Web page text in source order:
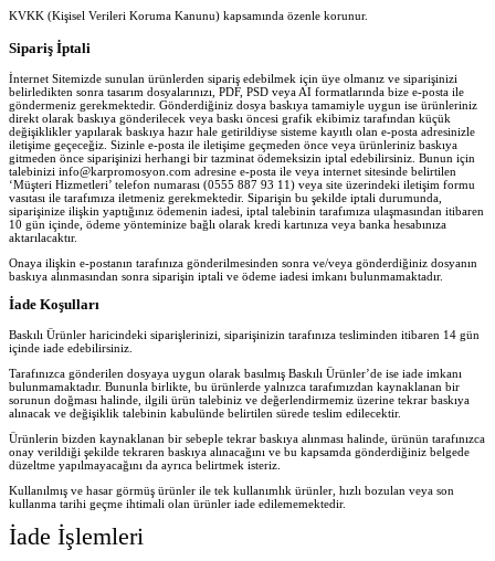
KVKK (Kişisel Verileri Koruma Kanunu) kapsamında özenle korunur.
Sipariş İptali
İnternet Sitemizde sunulan ürünlerden sipariş edebilmek için üye olmanız ve siparişinizi
belirledikten sonra tasarım dosyalarınızı, PDF, PSD veya AI formatlarında bize e-posta ile
göndermeniz gerekmektedir. Gönderdiğiniz dosya baskıya tamamiyle uygun ise ürünleriniz
direkt olarak baskıya gönderilecek veya baskı öncesi grafik ekibimiz tarafından küçük
değişiklikler yapılarak baskıya hazır hale getirildiyse sisteme kayıtlı olan e-posta adresinizle
iletişime geçeceğiz. Sizinle e-posta ile iletişime geçmeden önce veya ürünleriniz baskıya
gitmeden önce siparişinizi herhangi bir tazminat ödemeksizin iptal edebilirsiniz. Bunun için
talebinizi info@karpromosyon.com adresine e-posta ile veya internet sitesinde belirtilen
‘Müşteri Hizmetleri’ telefon numarası (0555 887 93 11) veya site üzerindeki iletişim formu
vasıtası ile tarafımıza iletmeniz gerekmektedir. Siparişin bu şekilde iptali durumunda,
siparişinize ilişkin yaptığınız ödemenin iadesi, iptal talebinin tarafımıza ulaşmasından itibaren
10 gün içinde, ödeme yönteminize bağlı olarak kredi kartınıza veya banka hesabınıza
aktarılacaktır.
Onaya ilişkin e-postanın tarafınıza gönderilmesinden sonra ve/veya gönderdiğiniz dosyanın
baskıya alınmasından sonra siparişin iptali ve ödeme iadesi imkanı bulunmamaktadır.
İade Koşulları
Baskılı Ürünler haricindeki siparişlerinizi, siparişinizin tarafınıza tesliminden itibaren 14 gün
içinde iade edebilirsiniz.
Tarafınızca gönderilen dosyaya uygun olarak basılmış Baskılı Ürünler’de ise iade imkanı
bulunmamaktadır. Bununla birlikte, bu ürünlerde yalnızca tarafımızdan kaynaklanan bir
sorunun doğması halinde, ilgili ürün talebiniz ve değerlendirmemiz üzerine tekrar baskıya
alınacak ve değişiklik talebinin kabulünde belirtilen sürede teslim edilecektir.
Ürünlerin bizden kaynaklanan bir sebeple tekrar baskıya alınması halinde, ürünün tarafınızca
onay verildiği şekilde tekraren baskıya alınacağını ve bu kapsamda gönderdiğiniz belgede
düzeltme yapılmayacağını da ayrıca belirtmek isteriz.
Kullanılmış ve hasar görmüş ürünler ile tek kullanımlık ürünler, hızlı bozulan veya son
kullanma tarihi geçme ihtimali olan ürünler iade edilememektedir.
İade İşlemleri